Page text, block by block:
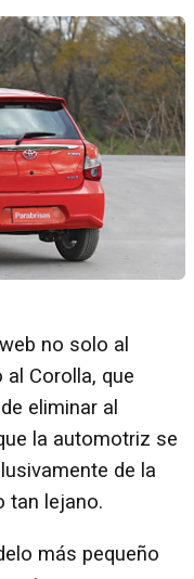
no solo al
Corolla, que
eliminar al
la automotriz se
de la
tan lejano.
más pequeño